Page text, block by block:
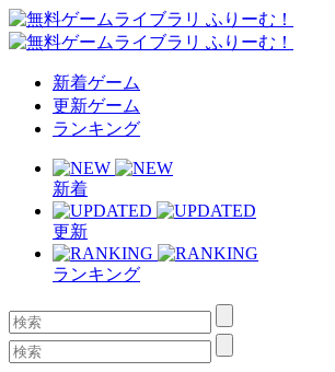
新着ゲーム
更新ゲーム
ランキング
新着
更新
ランキング